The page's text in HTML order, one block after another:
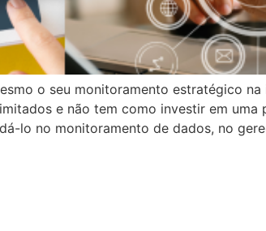
o seu monitoramento estratégico
e não tem como investir em uma
lo no monitoramento de dados, no